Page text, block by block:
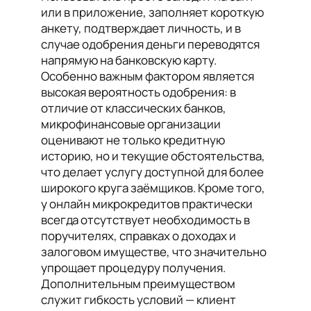
или в приложение, заполняет короткую
анкету, подтверждает личность, и в
случае одобрения деньги переводятся
напрямую на банковскую карту.
Особенно важным фактором является
высокая вероятность одобрения: в
отличие от классических банков,
микрофинансовые организации
оценивают не только кредитную
историю, но и текущие обстоятельства,
что делает услугу доступной для более
широкого круга заёмщиков. Кроме того,
у онлайн микрокредитов практически
всегда отсутствует необходимость в
поручителях, справках о доходах и
залоговом имуществе, что значительно
упрощает процедуру получения.
Дополнительным преимуществом
служит гибкость условий — клиент